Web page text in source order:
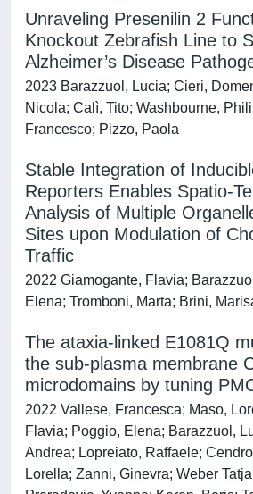
Unraveling Presenilin 2
Knockout Zebrafish Line to
Alzheimer’s Disease
2023 Barazzuol, Lucia; Cieri,
Nicola; Calì, Tito; Washbourne,
Francesco; Pizzo, Paola
Stable Integration of
Reporters Enables Spatio-
Analysis of Multiple
Sites upon Modulation of
Traffic
2022 Giamogante, Flavia;
Elena; Tromboni, Marta; Brini,
The ataxia-linked E1081Q
the sub-plasma membrane
microdomains by tuning
2022 Vallese, Francesca; Maso,
Flavia; Poggio, Elena; Barazzuol,
Andrea; Lopreiato, Raffaele;
Lorella; Zanni, Ginevra; Weber